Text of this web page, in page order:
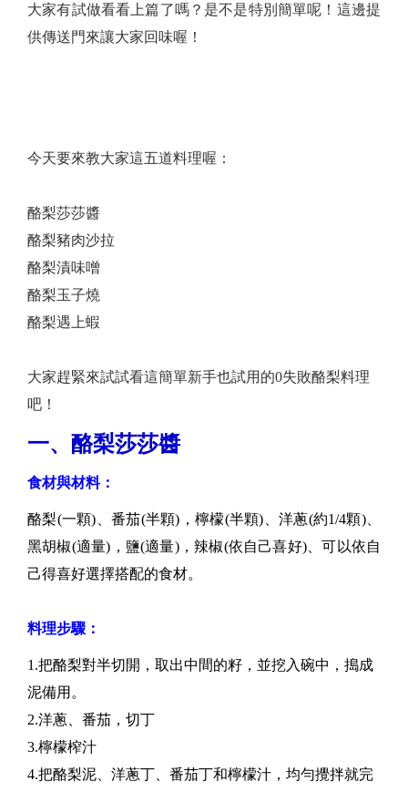
大家有試做看看上篇了嗎？是不是特別簡單呢！這邊提
供傳送門來讓大家回味喔！
今天要來教大家這五道料理喔：
酪梨莎莎醬
酪梨豬肉沙拉
酪梨漬味噌
酪梨玉子燒
酪梨遇上蝦
大家趕緊來試試看這簡單新手也試用的0失敗酪梨料理
吧！
一、酪梨莎莎醬
食材與材料：
酪梨(一顆)、番茄(半顆)，檸檬(半顆)、洋蔥(約1/4顆)、
黑胡椒(適量)，鹽(適量)，辣椒(依自己喜好)、可以依自
己得喜好選擇搭配的食材。
料理步驟：
1.把酪梨對半切開，取出中間的籽，並挖入碗中，搗成
泥備用。
2.洋蔥、番茄，切丁
3.檸檬榨汁
4.把酪梨泥、洋蔥丁、番茄丁和檸檬汁，均勻攪拌就完